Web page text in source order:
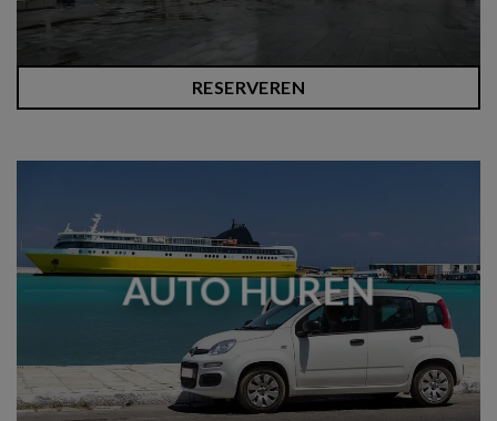
RESERVEREN
AUTO HUREN